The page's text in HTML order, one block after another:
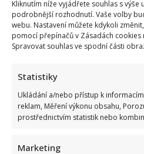
Kliknutím níže vyjádřete souhlas s
podrobnější rozhodnutí. Vaše volby
webu. Nastavení můžete kdykoli
pomocí přepínačů v Zásadách
Spravovat souhlas ve spodní části
Statistiky
Ukládání a/nebo přístup k
reklam, Měření výkonu obsahu,
prostřednictvím statistik nebo
Marketing